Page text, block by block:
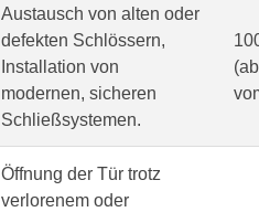
Austausch von alten oder
defekten Schlössern,
Installation von
modernen, sicheren
Schließsystemen.
Öffnung der Tür trotz
verlorenem oder